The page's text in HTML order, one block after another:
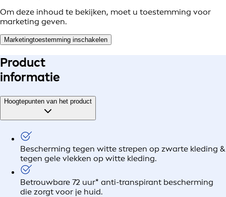
Om deze inhoud te bekijken, moet u toestemming voor
marketing geven.
Marketingtoestemming inschakelen
Product
informatie
Hoogtepunten van het product
Bescherming tegen witte strepen op zwarte kleding &
tegen gele vlekken op witte kleding.
Betrouwbare 72 uur* anti-transpirant bescherming
die zorgt voor je huid.